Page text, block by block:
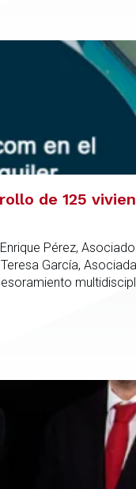
de 125
Pérez,
García,